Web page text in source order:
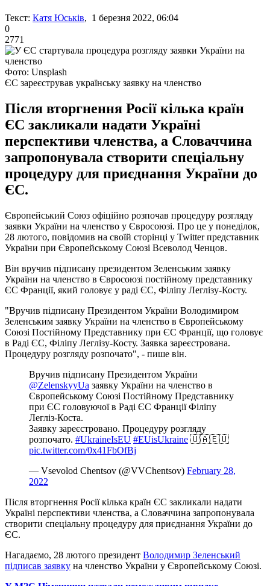
Текст: Катя Юськів, 1 березня 2022, 06:04
0
2771
Фото: Unsplash
ЄС зареєстрував українську заявку на членство
Після вторгнення Росії кілька країн
ЄС закликали надати Україні
перспективи членства, а Словаччина
запропонувала створити спеціальну
процедуру для приєднання України до
ЄС.
Європейський Союз офіційно розпочав процедуру розгляду
заявки України на членство у Євросоюзі. Про це у понеділок,
28 лютого, повідомив на своїй сторінці у Twitter представник
України при Європейському Союзі Всеволод Ченцов.
Він вручив підписану президентом Зеленським заявку
України на членство в Євросоюзі постійному представнику
ЄС Франції, який головує у раді ЄС, Філіпу Леглізу-Косту.
"Вручив підписану Президентом України Володимиром
Зеленським заявку України на членство в Європейському
Союзі Постійному Представнику при ЄС Франції, що головує
в Раді ЄС, Філіпу Леглізу-Косту. Заявка зареєстрована.
Процедуру розгляду розпочато", - пише він.
Вручив підписану Президентом України
@ZelenskyyUa заявку України на членство в
Європейському Союзі Постійному Представнику
при ЄС головуючої в Раді ЄС Франції Філіпу
Легліз-Коста.
Заявку зареєстровано. Процедуру розгляду
розпочато. #UkraineIsEU #EUisUkraine 🇺🇦🇪🇺
pic.twitter.com/0x41FbOfBj
— Vsevolod Chentsov (@VVChentsov) February 28,
2022
Після вторгнення Росії кілька країн ЄС закликали надати
Україні перспективи членства, а Словаччина запропонувала
створити спеціальну процедуру для приєднання України до
ЄС.
Нагадаємо, 28 лютого президент Володимир Зеленський
підписав заявку на членство України у Європейському Союзі.